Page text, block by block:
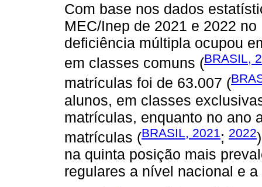
Com base nos dados
MEC/Inep de 2021 e 2022
deficiência múltipla ocupou
em classes comuns (BRASIL,
matrículas foi de 63.007 (
alunos, em classes
matrículas, enquanto no ano
matrículas (BRASIL, 2021; 2022
na quinta posição mais
regulares a nível nacional e